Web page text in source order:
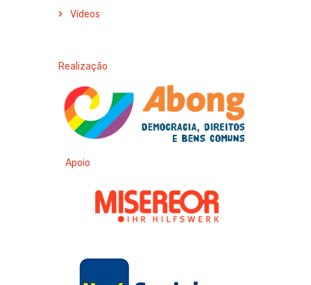
Vídeos
Realização
Apoio